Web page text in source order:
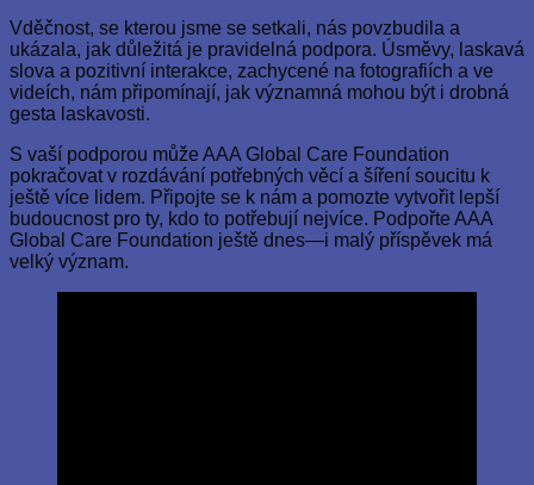
Vděčnost, se kterou jsme se setkali, nás povzbudila a
ukázala, jak důležitá je pravidelná podpora. Úsměvy, laskavá
slova a pozitivní interakce, zachycené na fotografiích a ve
videích, nám připomínají, jak významná mohou být i drobná
gesta laskavosti.
S vaší podporou může AAA Global Care Foundation
pokračovat v rozdávání potřebných věcí a šíření soucitu k
ještě více lidem. Připojte se k nám a pomozte vytvořit lepší
budoucnost pro ty, kdo to potřebují nejvíce. Podpořte AAA
Global Care Foundation ještě dnes—i malý příspěvek má
velký význam.